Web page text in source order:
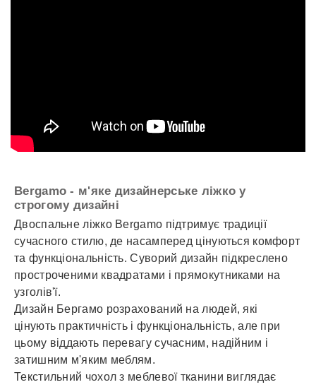
Bergamo - м'яке дизайнерське ліжко у
строгому дизайні
Двоспальне ліжко Bergamo підтримує традиції
сучасного стилю, де насамперед цінуються комфорт
та функціональність. Суворий дизайн підкреслено
простроченими квадратами і прямокутниками на
узголів'ї.
Дизайн Бергамо розрахований на людей, які
цінують практичність і функціональність, але при
цьому віддають перевагу сучасним, надійним і
затишним м'яким меблям.
Текстильний чохол з меблевої тканини виглядає